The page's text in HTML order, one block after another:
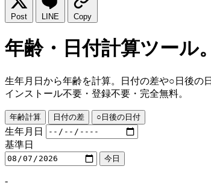
Post LINE Copy
年齢・日付計算ツール
生年月日から年齢を計算。日付の差や○日後の
インストール不要・登録不要・完全無料。
年齢計算 日付の差 ○日後の日付
生年月日
基準日
今日
-